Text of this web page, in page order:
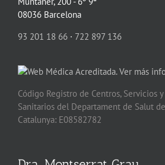
08036 Barcelona
93 201 18 66 · 722 897 136
Código Registro de Centros, Servicios
Sanitarios del Departament de Salut
Catalunya: E08582782